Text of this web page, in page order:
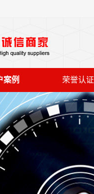
案例 荣誉认证